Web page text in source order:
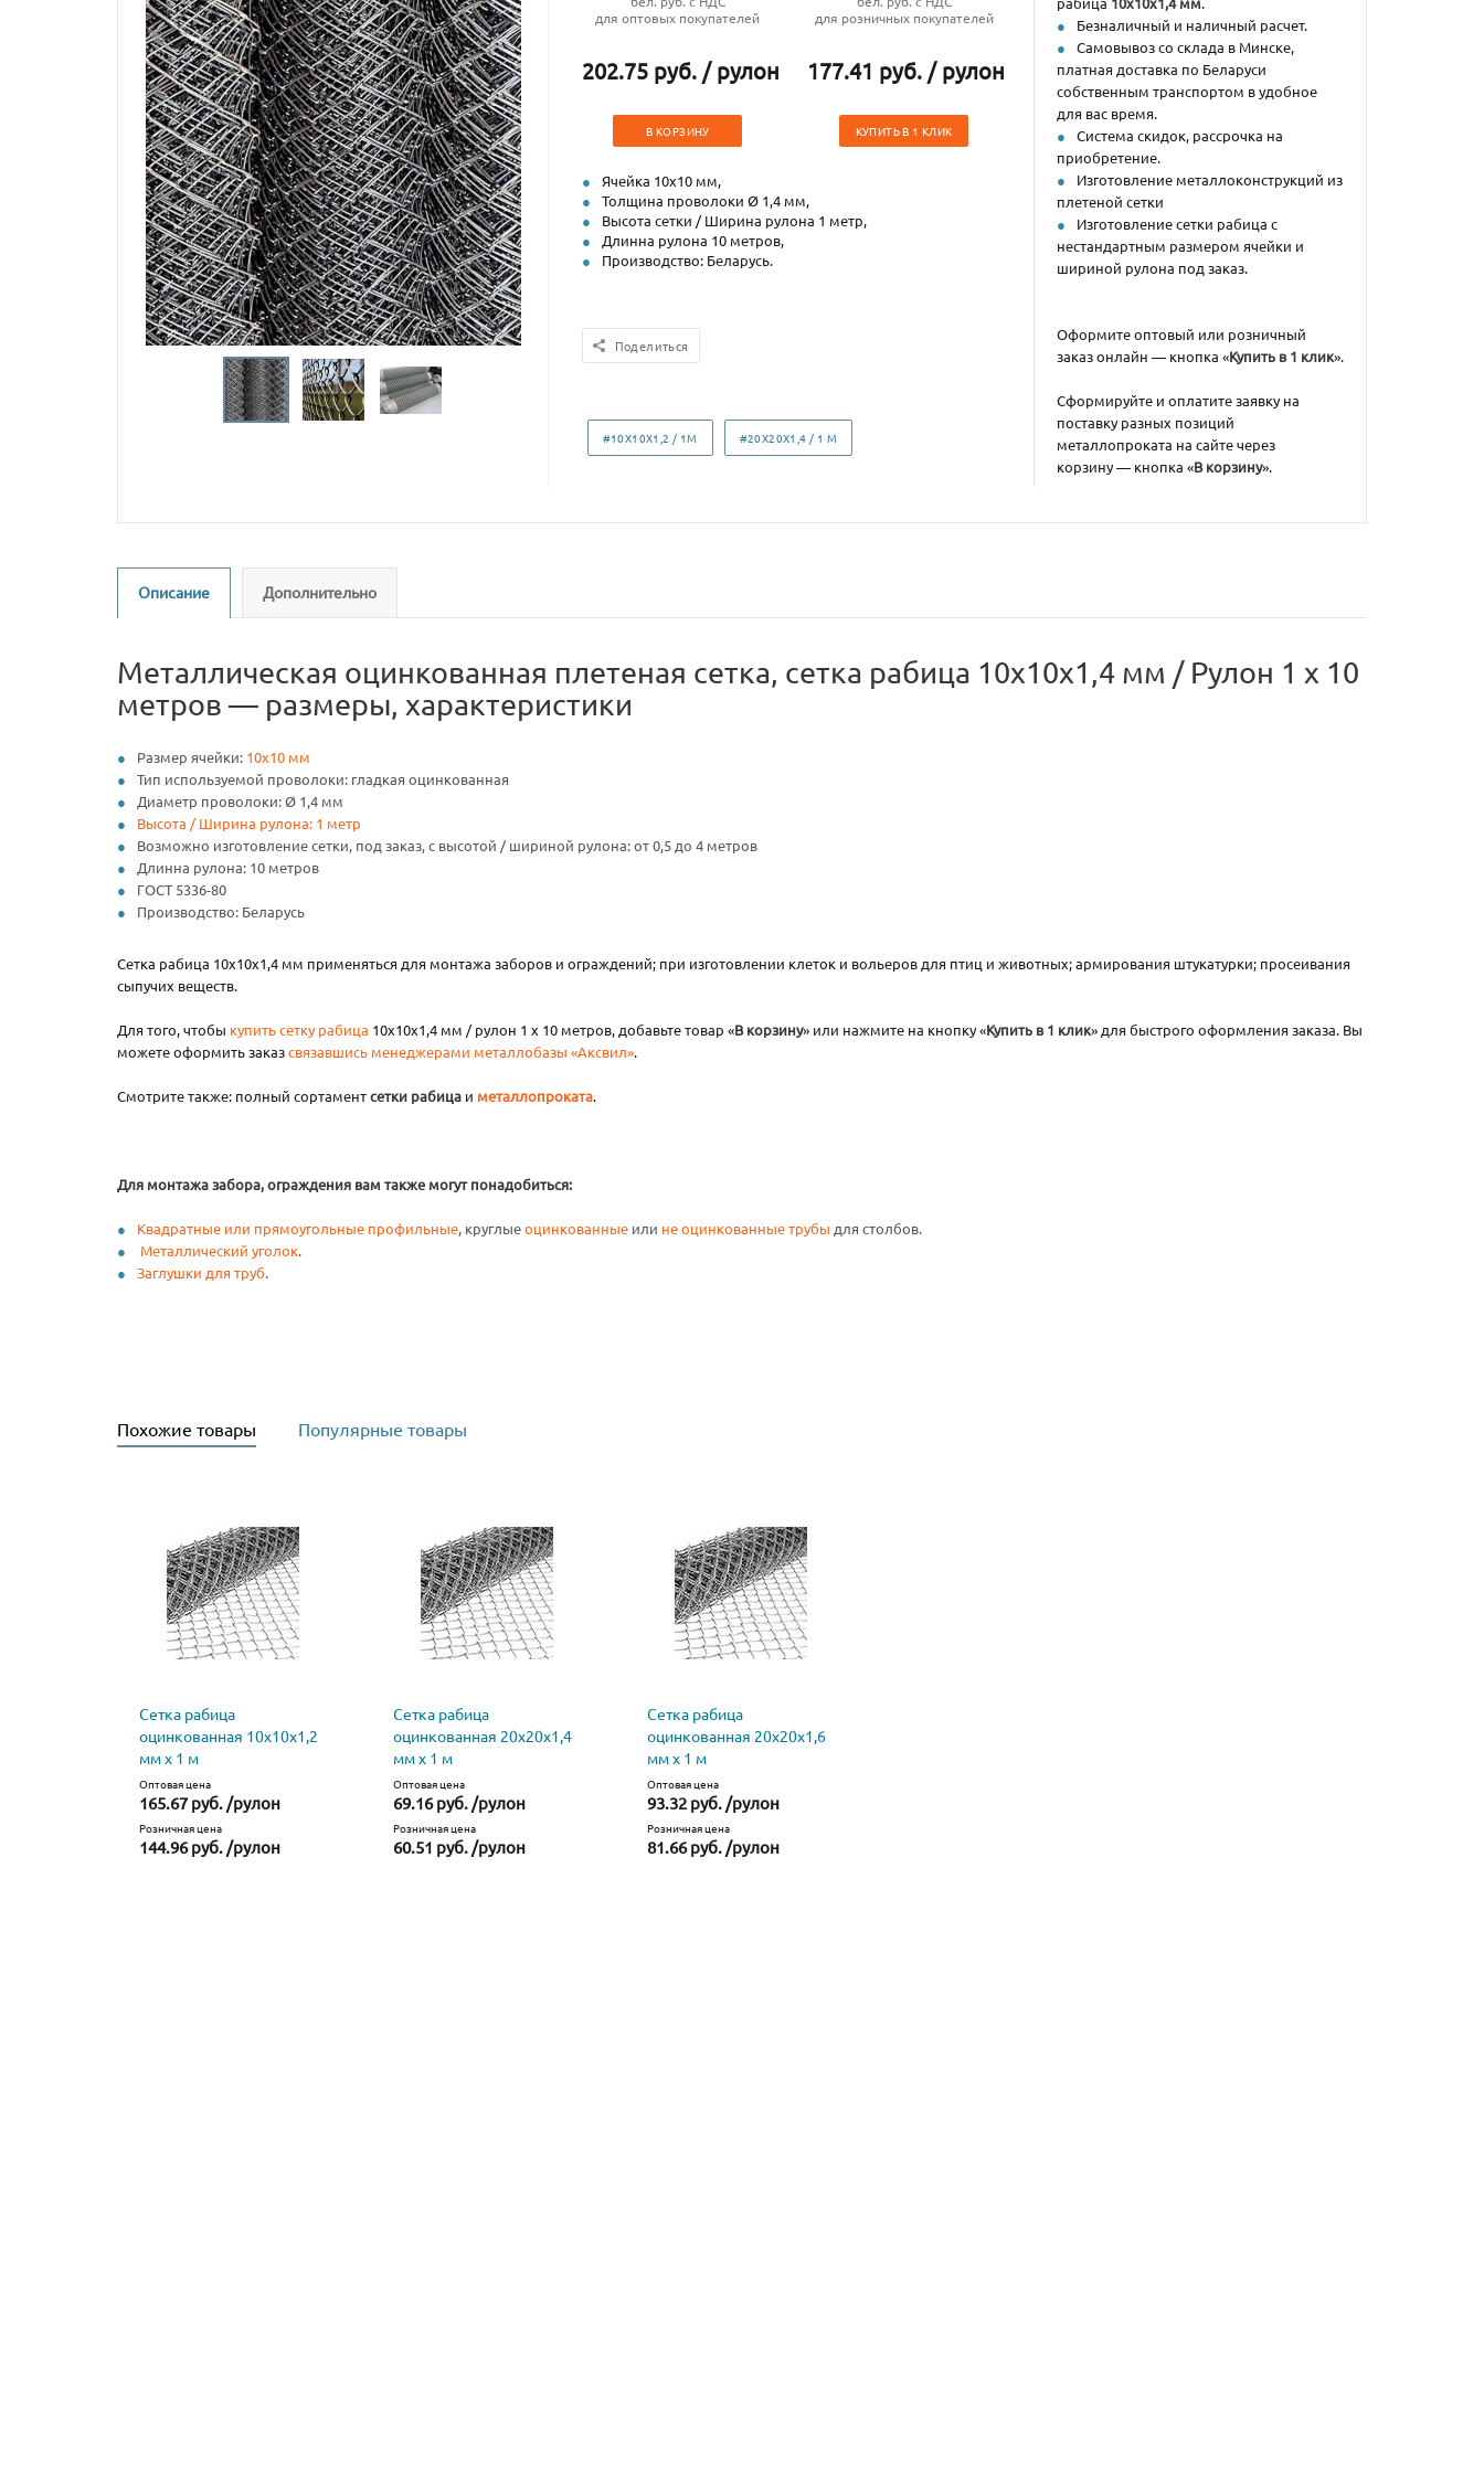
для оптовых покупателей
202.75 руб. / рулон
для розничных покупателей
177.41 руб. / рулон
В КОРЗИНУ КУПИТЬ В 1 КЛИК
Ячейка 10х10 мм,
Толщина проволоки Ø 1,4 мм,
Высота сетки / Ширина рулона 1 метр,
Длинна рулона 10 метров,
Производство: Беларусь.
Поделиться
#10Х10Х1,2 / 1М #20Х20Х1,4 / 1 М
Безналичный и наличный расчет.
Самовывоз со склада в Минске,
платная доставка по Беларуси
собственным транспортом в удобное
для вас время.
Система скидок, рассрочка на
приобретение.
Изготовление металлоконструкций из
плетеной сетки
Изготовление сетки рабица с
нестандартным размером ячейки и
шириной рулона под заказ.
Оформите оптовый или розничный
заказ онлайн — кнопка «Купить в 1 клик».
Сформируйте и оплатите заявку на
поставку разных позиций
металлопроката на сайте через
корзину — кнопка «В корзину».
Описание Дополнительно
Металлическая оцинкованная плетеная сетка, сетка рабица 10х10х1,4 мм / Рулон 1 х 10
метров — размеры, характеристики
Размер ячейки: 10х10 мм
Тип используемой проволоки: гладкая оцинкованная
Диаметр проволоки: Ø 1,4 мм
Высота / Ширина рулона: 1 метр
Возможно изготовление сетки, под заказ, с высотой / шириной рулона: от 0,5 до 4 метров
Длинна рулона: 10 метров
ГОСТ 5336-80
Производство: Беларусь
Сетка рабица 10х10х1,4 мм применяться для монтажа заборов и ограждений; при изготовлении клеток и вольеров для птиц и животных; армирования штукатурки; просеивания
сыпучих веществ.
Для того, чтобы купить сетку рабица 10х10х1,4 мм / рулон 1 х 10 метров, добавьте товар «В корзину» или нажмите на кнопку «Купить в 1 клик» для быстрого оформления заказа. Вы
можете оформить заказсвязавшись менеджерами металлобазы «Аксвил».
Смотрите также: полный сортаментсетки рабица и металлопроката.
Для монтажа забора, ограждения вам также могут понадобиться:
Квадратные или прямоугольные профильные, круглыеоцинкованные или не оцинкованные трубы для столбов.
Металлический уголок.
Заглушки для труб.
Похожие товары Популярные товары
Сетка рабица
оцинкованная 10х10х1,2
мм х 1 м
Оптовая цена
165.67 руб. /рулон
Розничная цена
144.96 руб. /рулон
Сетка рабица
оцинкованная 20х20х1,4
мм х 1 м
Оптовая цена
69.16 руб. /рулон
Розничная цена
60.51 руб. /рулон
Сетка рабица
оцинкованная 20х20х1,6
мм х 1 м
Оптовая цена
93.32 руб. /рулон
Розничная цена
81.66 руб. /рулон